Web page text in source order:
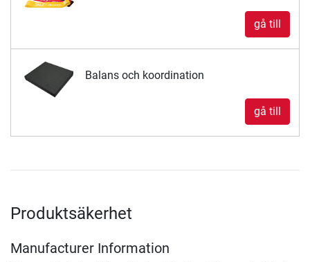
gå till
Balans och koordination
gå till
Produktsäkerhet
Manufacturer Information